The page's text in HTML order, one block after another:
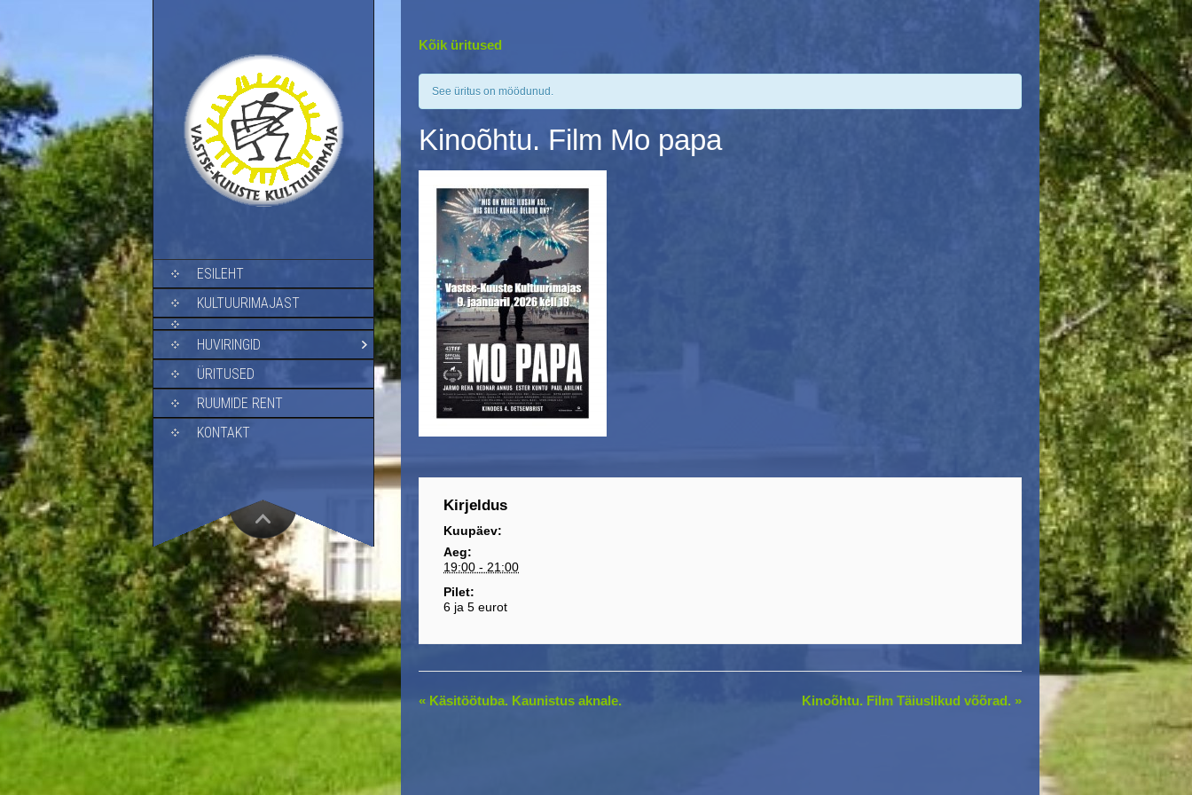
SKIP TO CONTENT
ESILEHT
KULTUURIMAJAST
HUVIRINGID
ÜRITUSED
RUUMIDE RENT
KONTAKT
Kõik üritused
See üritus on möödunud.
Kinoõhtu. Film Mo papa
Kirjeldus
Kuupäev:
Aeg:
19:00 - 21:00
Pilet:
6 ja 5 eurot
E
« Käsitöötuba. Kaunistus aknale. Kinoõhtu. Film Täiuslikud võõrad. »